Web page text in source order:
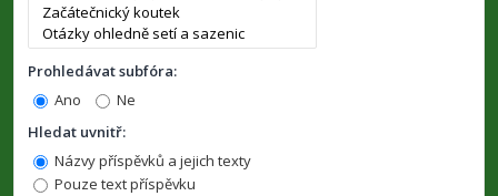
Prohledávat subfóra:
Ano
Ne
Hledat uvnitř:
Názvy příspěvků a jejich texty
Pouze text příspěvku